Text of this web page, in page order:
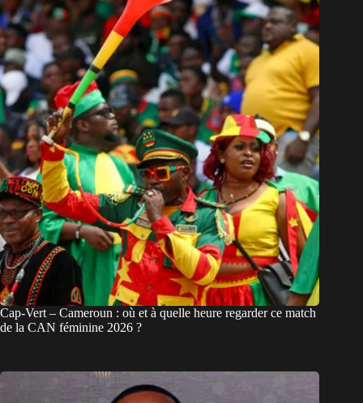
Cap-Vert – Cameroun : où et à quelle heure regarder ce match
de la CAN féminine 2026 ?